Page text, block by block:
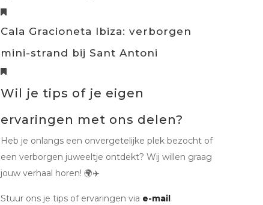
Cala Gracioneta Ibiza: verborgen
mini-strand bij Sant Antoni
Wil je tips of je eigen
ervaringen met ons delen?
Heb je onlangs een onvergetelijke plek bezocht of
een verborgen juweeltje ontdekt? Wij willen graag
jouw verhaal horen! 🌍✈️
Stuur ons je tips of ervaringen via e-mail